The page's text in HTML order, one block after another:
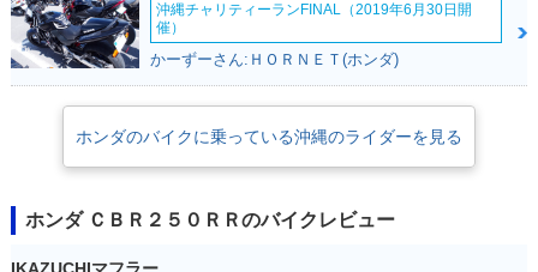
沖縄チャリティーランFINAL（2019年6月30日開
催）
かーずーさん:ＨＯＲＮＥＴ(ホンダ)
ホンダのバイクに乗っている沖縄のライダーを見る
ホンダ ＣＢＲ２５０ＲＲのバイクレビュー